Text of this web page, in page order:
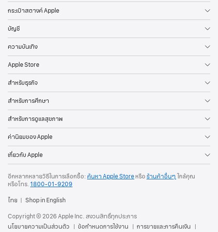
กระเป๋าสตางค์ Apple
บัญชี
ความบันเทิง
Apple Store
สำหรับธุรกิจ
สำหรับการศึกษา
สำหรับการดูแลสุขภาพ
ค่านิยมของ Apple
เกี่ยวกับ Apple
อีกหลากหลายวิธีในการเลือกซื้อ:ค้นหา Apple Storeหรือร้านค้าอื่นๆ ใกล้คุณ
หรือโทร.1800-01-9209
ไทย
Shop in English
Copyright © 2026 Apple Inc. สงวนสิทธิ์ทุกประการ
นโยบายความเป็นส่วนตัว
ข้อกำหนดการใช้งาน
การขายและการคืนเงิน